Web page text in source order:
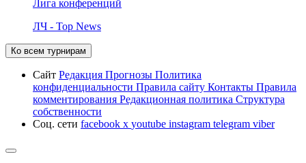
Лига конференций
ЛЧ - Top News
Ко всем турнирам
Сайт Редакция Прогнозы Политика
конфиденциальности Правила сайту Контакты Правила
комментирования Редакционная политика Структура
собственности
Соц. сети facebook x youtube instagram telegram viber